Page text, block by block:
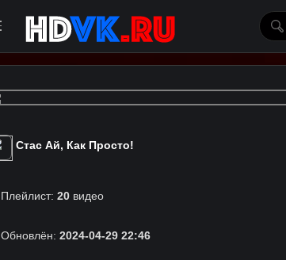
Стас Ай, Как Просто!
Плейлист: 20 видео
Обновлён: 2024-04-29 22:46